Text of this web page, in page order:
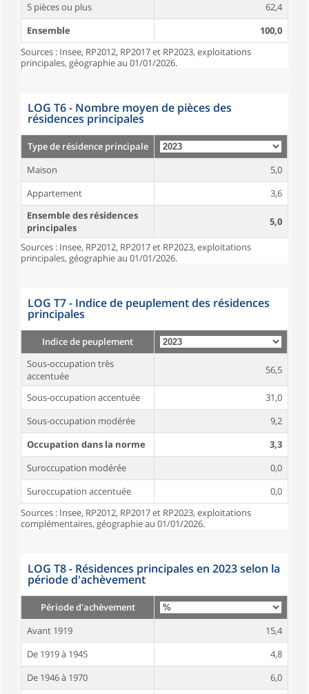
5 pièces ou plus
62,4
Ensemble
100,0
Sources : Insee, RP2012, RP2017 et RP2023, exploitations
principales, géographie au 01/01/2026.
LOG T6 - Nombre moyen de pièces des
résidences principales
Type de résidence principale
Maison
5,0
Appartement
3,6
Ensemble des résidences
principales
5,0
Sources : Insee, RP2012, RP2017 et RP2023, exploitations
principales, géographie au 01/01/2026.
LOG T7 - Indice de peuplement des résidences
principales
Indice de peuplement
Sous-occupation très
accentuée
56,5
Sous-occupation accentuée
31,0
Sous-occupation modérée
9,2
Occupation dans la norme
3,3
Suroccupation modérée
0,0
Suroccupation accentuée
0,0
Sources : Insee, RP2012, RP2017 et RP2023, exploitations
complémentaires, géographie au 01/01/2026.
LOG T8 - Résidences principales en 2023 selon la
période d'achèvement
Période d'achèvement
Avant 1919
15,4
De 1919 à 1945
4,8
De 1946 à 1970
6,0